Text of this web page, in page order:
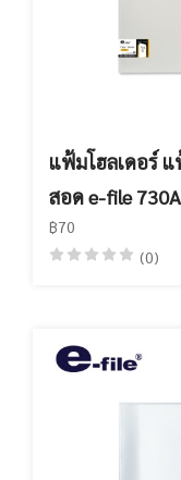
แฟ้มโฮลเดอร์
สอด e-file 730A
฿70
(0)